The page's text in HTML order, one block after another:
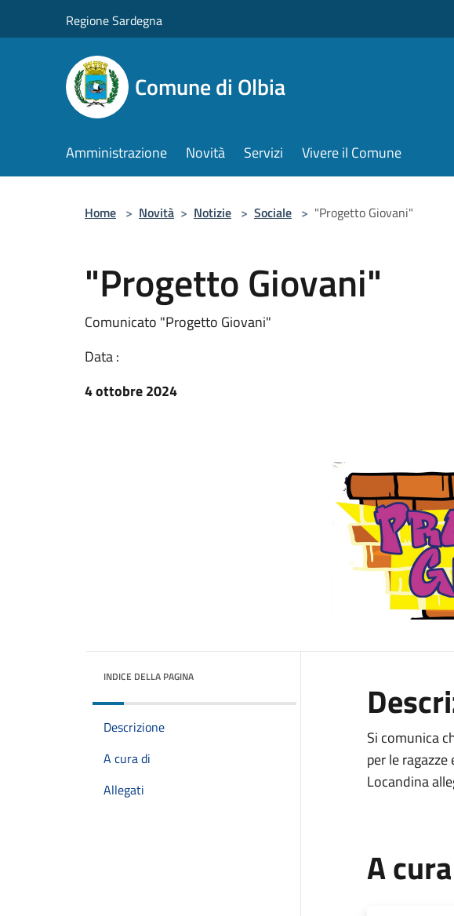
Regione Sardegna
Comune di Olbia
Amministrazione Novità Servizi Vivere il Comune
Home > Novità > Notizie > Sociale > "Progetto Giovani"
"Progetto Giovani"
Comunicato "Progetto Giovani"
Data :
4 ottobre 2024
INDICE DELLA PAGINA
Descrizione
A cura di
Allegati
Si comunica
per le
Locandina
A